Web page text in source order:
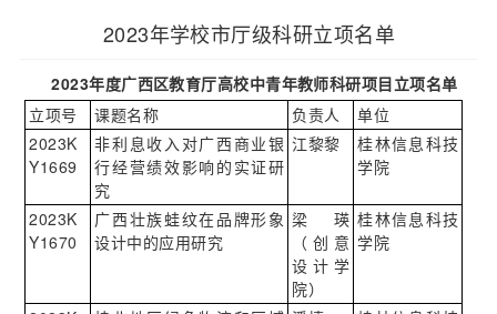
2023年学校市厅级科研立项名单
2023年度广西区教育厅高校中青年教师科研项目立项名单
立项号
课题名称 负责人
单位
2023K
Y1669
非利息收入对广西商业银
行经营绩效影响的实证研
究
江黎黎
桂林信息科技
学院
2023K
Y1670
广西壮族蛙纹在品牌形象
设计中的应用研究
梁瑛
（创意
设计学
院）
桂林信息科技
学院